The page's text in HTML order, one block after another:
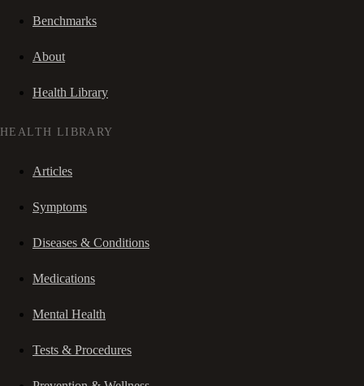
Benchmarks
About
Health Library
HEALTH LIBRARY
Articles
Symptoms
Diseases & Conditions
Medications
Mental Health
Tests & Procedures